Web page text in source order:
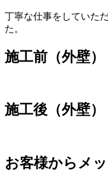
丁寧な仕事をしていた
た。
施工前（外壁）
施工後（外壁）
お客様からメ